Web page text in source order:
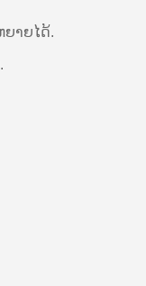
ຍາຍໄດ້.